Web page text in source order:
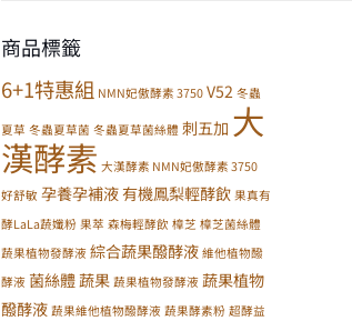
商品標籤
6+1特惠組 NMN妃傲酵素 3750 V52 冬蟲
夏草 冬蟲夏草菌 冬蟲夏草菌絲體 刺五加 大
漢酵素 大漢酵素 NMN妃傲酵素 3750
好舒敏 孕養孕補液有機鳳梨輕酵飲 果真有
酵LaLa蔬孅粉 果萃 森梅輕酵飲 樟芝 樟芝菌絲體
蔬果植物發酵液 綜合蔬果醱酵液 維他植物醱
酵液 菌絲體蔬果 蔬果植物發酵液 蔬果植物
醱酵液 蔬果維他植物醱酵液 蔬果酵素粉 超酵益